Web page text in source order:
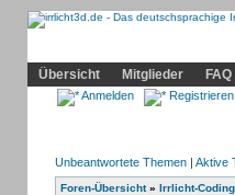
Übersicht
Mitglieder FAQ
Anmelden Registrieren
Unbeantwortete Themen| Aktive
Foren-Übersicht» Irrlicht-Coding